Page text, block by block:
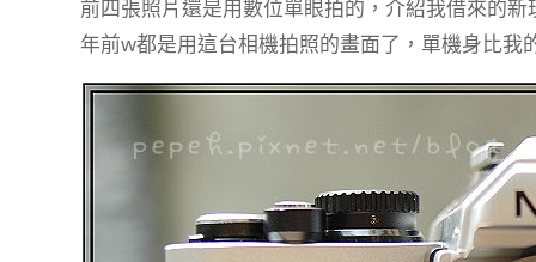
前四張照片還是用數位單眼拍的，介紹我借來的
年前w都是用這台相機拍照的畫面了，單機身比我